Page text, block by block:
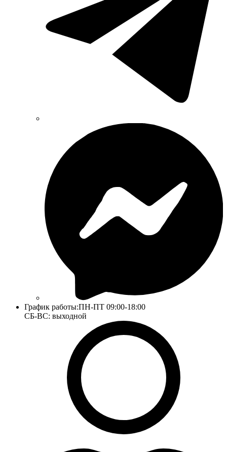
График работы:ПН-ПТ 09:00-18:00
СБ-ВС: выходной